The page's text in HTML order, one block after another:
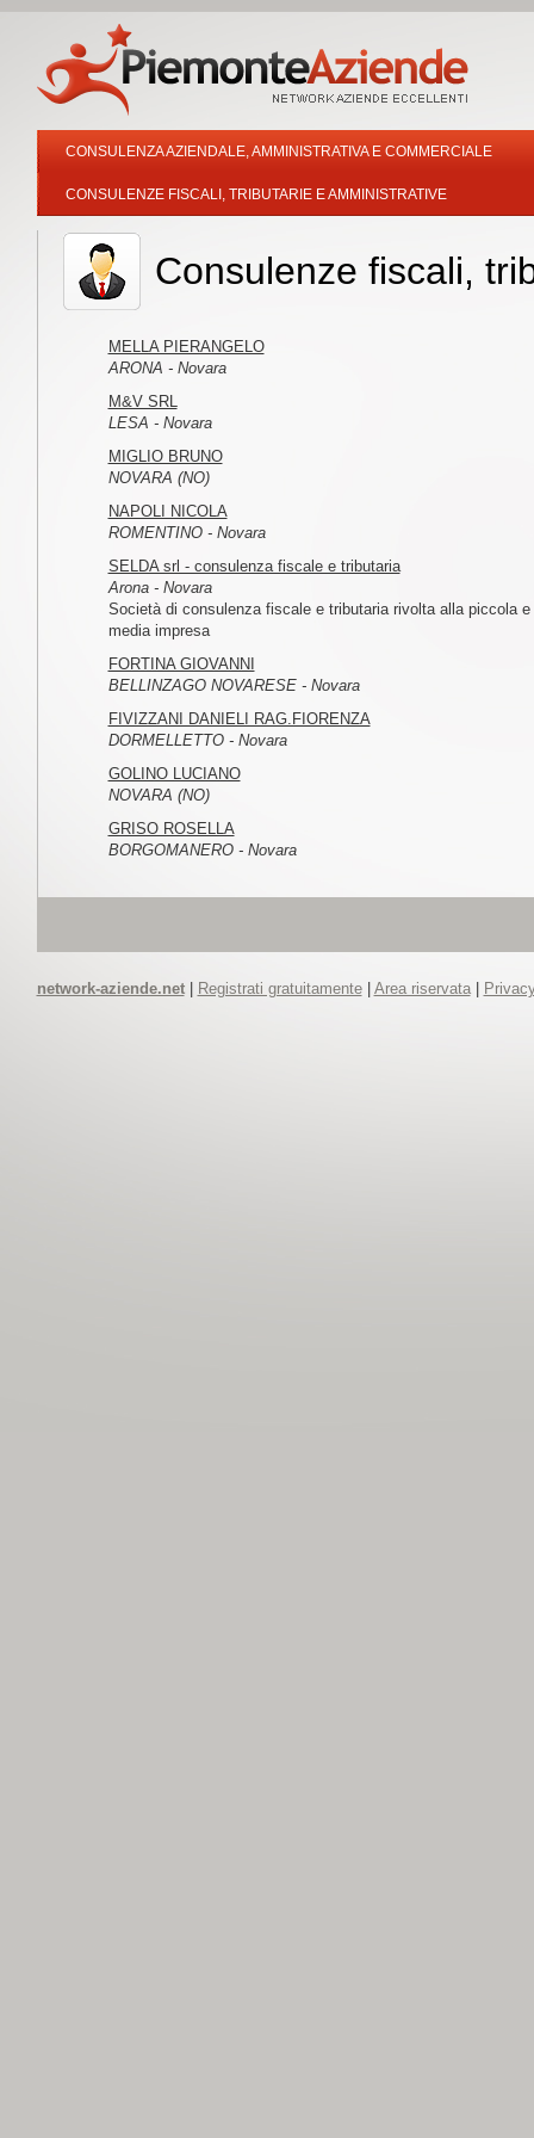
CONSULENZA AZIENDALE, AMMINISTRATIVA E COMMERCIALE
CONSULENZE FISCALI, TRIBUTARIE E AMMINISTRATIVE
Consulenze fiscali,
MELLA PIERANGELO
ARONA - Novara
M&V SRL
LESA - Novara
MIGLIO BRUNO
NOVARA (NO)
NAPOLI NICOLA
ROMENTINO - Novara
SELDA srl - consulenza fiscale e tributaria
Arona - Novara
Società di consulenza fiscale e tributaria rivolta alla piccola e
media impresa
FORTINA GIOVANNI
BELLINZAGO NOVARESE - Novara
FIVIZZANI DANIELI RAG.FIORENZA
DORMELLETTO - Novara
GOLINO LUCIANO
NOVARA (NO)
GRISO ROSELLA
BORGOMANERO - Novara
network-aziende.net| Registrati gratuitamente| Area riservata|